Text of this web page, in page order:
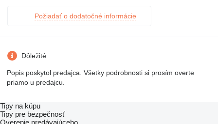
Požiadať o dodatočné informácie
Dôležité
Popis poskytol predajca. Všetky podrobnosti si prosím overte
priamo u predajcu.
Tipy na kúpu
Tipy pre bezpečnosť